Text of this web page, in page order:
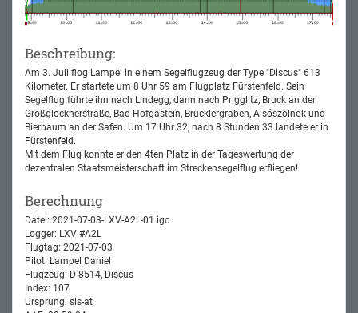
Beschreibung:
Am 3. Juli flog Lampel in einem Segelflugzeug der Type "Discus" 613
Kilometer. Er startete um 8 Uhr 59 am Flugplatz Fürstenfeld. Sein
Segelflug führte ihn nach Lindegg, dann nach Prigglitz, Bruck an der
Großglocknerstraße, Bad Hofgastein, Brücklergraben, Alsószölnök und
Bierbaum an der Safen. Um 17 Uhr 32, nach 8 Stunden 33 landete er in
Fürstenfeld.
Mit dem Flug konnte er den 4ten Platz in der Tageswertung der
dezentralen Staatsmeisterschaft im Streckensegelflug erfliegen!
Berechnung
Datei: 2021-07-03-LXV-A2L-01.igc
Logger: LXV #A2L
Flugtag: 2021-07-03
Pilot: Lampel Daniel
Flugzeug: D-8514, Discus
Index: 107
Ursprung: sis-at